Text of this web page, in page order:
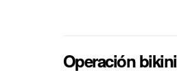
Operación bikini